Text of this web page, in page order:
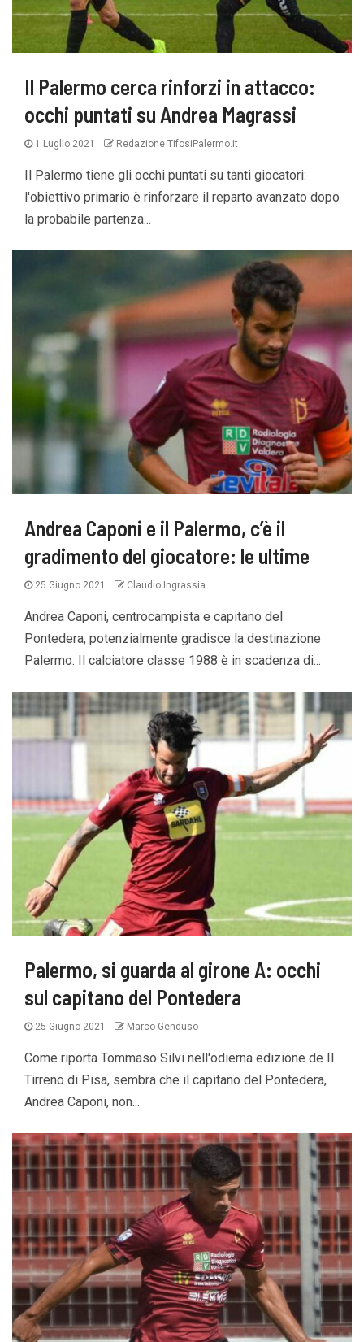
Il Palermo cerca rinforzi in attacco:
occhi puntati su Andrea Magrassi
1 Luglio 2021 Redazione TifosiPalermo.it
Il Palermo tiene gli occhi puntati su tanti giocatori:
l'obiettivo primario è rinforzare il reparto avanzato dopo
la probabile partenza...
Andrea Caponi e il Palermo, c’è il
gradimento del giocatore: le ultime
25 Giugno 2021 Claudio Ingrassia
Andrea Caponi, centrocampista e capitano del
Pontedera, potenzialmente gradisce la destinazione
Palermo. Il calciatore classe 1988 è in scadenza di...
Palermo, si guarda al girone A: occhi
sul capitano del Pontedera
25 Giugno 2021 Marco Genduso
Come riporta Tommaso Silvi nell'odierna edizione de Il
Tirreno di Pisa, sembra che il capitano del Pontedera,
Andrea Caponi, non...